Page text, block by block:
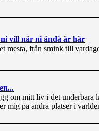
vill när ni ändå är här
mesta, från smink till
om mitt liv i det underbara
mig pa andra platser i